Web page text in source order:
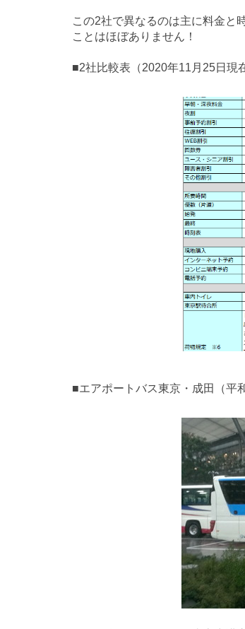
この2社で異なるのは主に料金と
ことはほぼありません！
■2社比較表（2020年11月25日現
■エアポートバス東京・成田（平